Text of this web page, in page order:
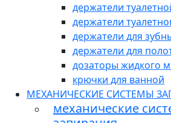
держатели
держатели
держатели для
держатели для
дозаторы жидкого
крючки для ванной
МЕХАНИЧЕСКИЕ СИСТЕМЫ
механические